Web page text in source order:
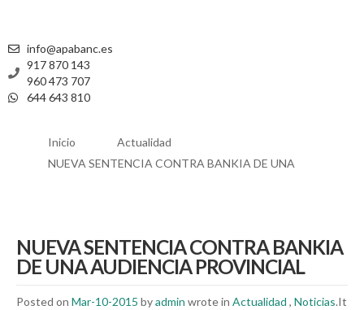
info@apabanc.es
917 870 143
960 473 707
644 643 810
Inicio
Actualidad
NUEVA SENTENCIA CONTRA BANKIA DE UNA
NUEVA SENTENCIA CONTRA BANKIA
DE UNA AUDIENCIA PROVINCIAL
Posted on Mar-10-2015 byadmin wrote in Actualidad , Noticias.It